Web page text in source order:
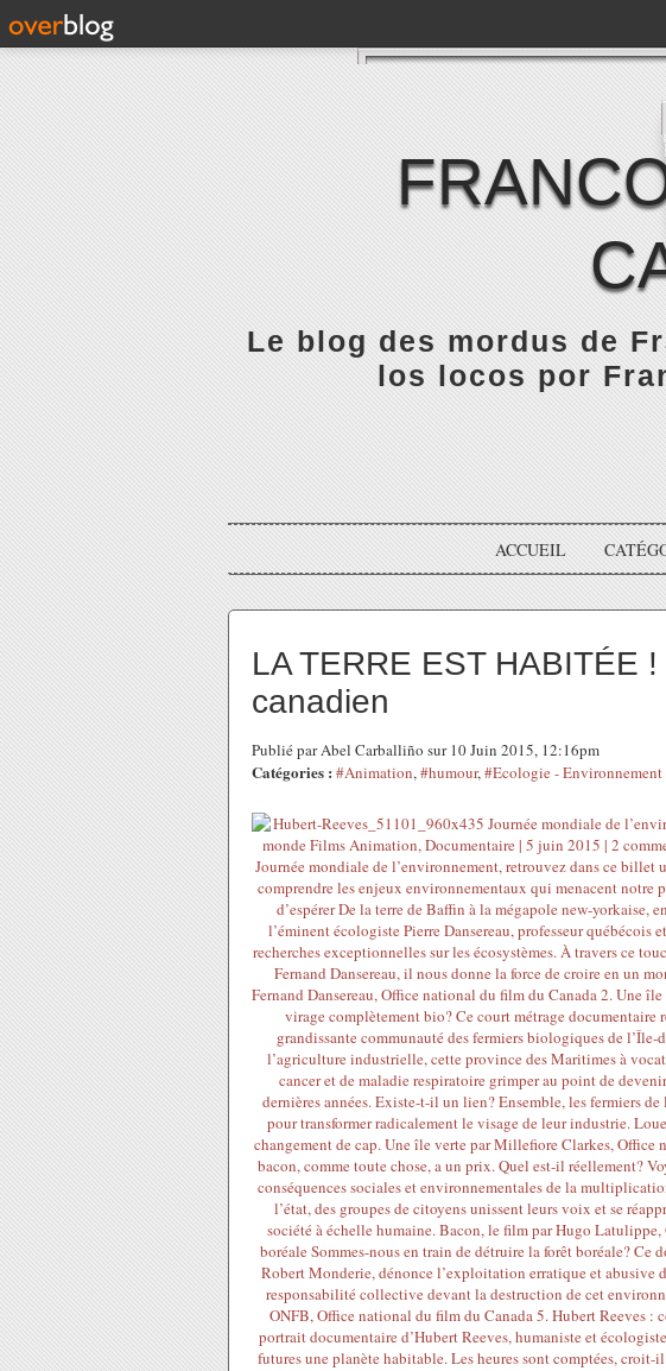
Le blog des mordus de
los locos por
ACCUEIL
LA TERRE EST HABITÉE
canadien
Publié par Abel Carballiño sur 10 Juin 2015, 12:16pm
Catégories : #Animation,#humour,#Ecologie - Environnement